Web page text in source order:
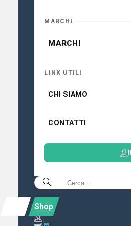
MARCHI
MARCHI
LINK UTILI
CHI SIAMO
CONTATTI
Shop